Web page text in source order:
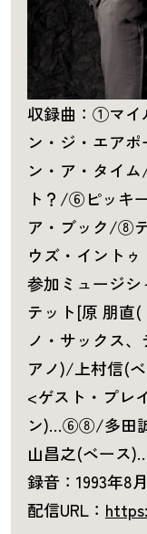
収録曲：①マ
ン・ジ・エア
ン・ア・タイ
ト？/⑥ピッキ
ア・ブック/⑧
ウズ・イント
参加ミュージ
テット[原 朋直
ノ・サックス
アノ)/上村信(
<ゲスト・プレ
ン)…⑥⑧/多田
山昌之(ベース
録音：1993年8
配信URL：